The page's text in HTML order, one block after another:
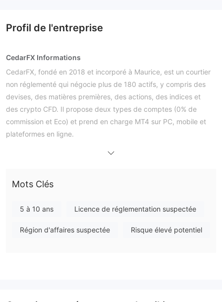
Profil de l'entreprise
CedarFX Informations
CedarFX, fondé en 2018 et incorporé à Maurice, est un courtier
non réglementé qui négocie plus de 180 actifs, y compris des
devises, des matières premières, des actions, des indices et
des crypto CFD. Il propose deux types de comptes (0% de
commission et Eco) et prend en charge MT4 sur PC, mobile et
plateformes en ligne.
CedarFX Est-il Légitime?
être enregistré à Maurice, le pays ne dispose pas d'une autorité
FX ou CFD.
enregistré le 21 mars 2018, mis à jour pour la dernière fois le 22
Mots Clés
5 à 10 ans Licence de réglementation suspectée
Région d'affaires suspectée Risque élevé potentiel